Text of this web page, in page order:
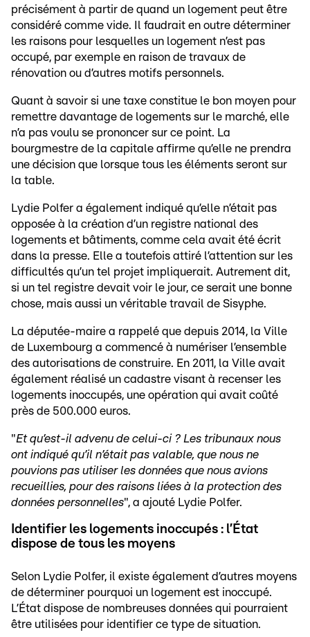
précisément à partir de quand un logement peut être
considéré comme vide. Il faudrait en outre déterminer
les raisons pour lesquelles un logement n’est pas
occupé, par exemple en raison de travaux de
rénovation ou d’autres motifs personnels.
Quant à savoir si une taxe constitue le bon moyen pour
remettre davantage de logements sur le marché, elle
n’a pas voulu se prononcer sur ce point. La
bourgmestre de la capitale affirme qu’elle ne prendra
une décision que lorsque tous les éléments seront sur
la table.
Lydie Polfer a également indiqué qu’elle n’était pas
opposée à la création d’un registre national des
logements et bâtiments, comme cela avait été écrit
dans la presse. Elle a toutefois attiré l’attention sur les
difficultés qu’un tel projet impliquerait. Autrement dit,
si un tel registre devait voir le jour, ce serait une bonne
chose, mais aussi un véritable travail de Sisyphe.
La députée-maire a rappelé que depuis 2014, la Ville
de Luxembourg a commencé à numériser l’ensemble
des autorisations de construire. En 2011, la Ville avait
également réalisé un cadastre visant à recenser les
logements inoccupés, une opération qui avait coûté
près de 500.000 euros.
"Et qu’est-il advenu de celui-ci ? Les tribunaux nous
ont indiqué qu’il n’était pas valable, que nous ne
pouvions pas utiliser les données que nous avions
recueillies, pour des raisons liées à la protection des
données personnelles", a ajouté Lydie Polfer.
Identifier les logements inoccupés : l’État
dispose de tous les moyens
Selon Lydie Polfer, il existe également d’autres moyens
de déterminer pourquoi un logement est inoccupé.
L’État dispose de nombreuses données qui pourraient
être utilisées pour identifier ce type de situation.